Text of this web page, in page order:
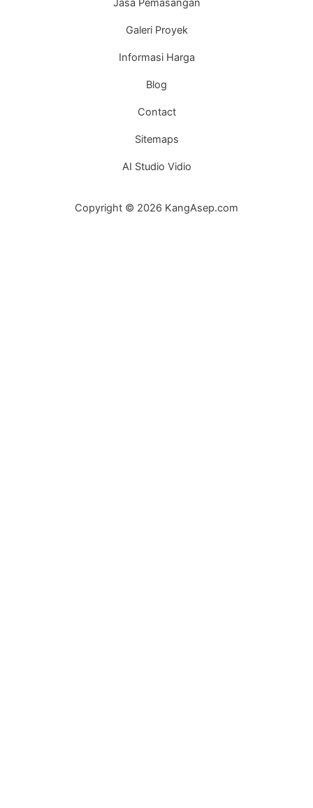
Jasa Pemasangan
Galeri Proyek
Informasi Harga
Blog
Contact
Sitemaps
AI Studio Vidio
Copyright © 2026 KangAsep.com